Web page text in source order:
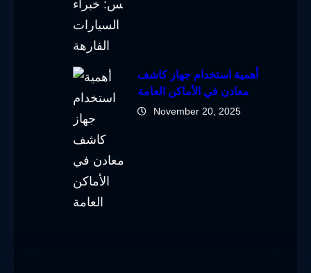
أهمية استخدام جهاز كاشف
معادن في الأماكن العامة
November 20, 2025